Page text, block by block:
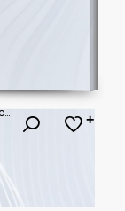
Scenic landscape of Piton de la Fournaise (Peak of the Furnace) 2632m, a shield volcano on the eastern side of Reunion island in the Indian Ocean and one of the most active volcanoes in the world.